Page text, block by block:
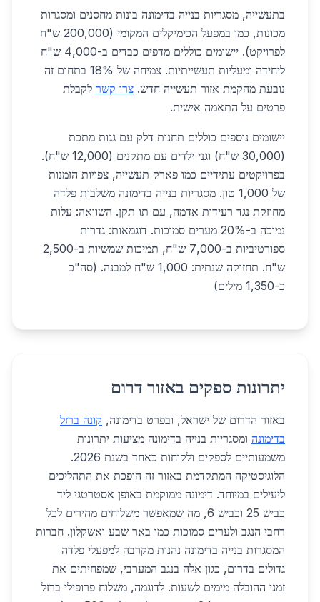
בתעשייה, מסגריות בנייה בדימונה בונות מחסנים ומסגרות
מכונות, כמו במפעל הכימיקלים המקומי (200,000 ש"ח
לפרויקט). יישומים כוללים מדפים כבדים ב-4,000 ש"ח
ליחידה ומעליות תעשייתיות. צמיחה של 18% בתחום זה
נובעת מהקמת אזור תעשייה חדש. צרו קשר לקבלת
פרטים על התאמה אישית.
יישומים נוספים כוללים תחנות דלק עם גגות מתכת
(30,000 ש"ח) וגני ילדים עם מתקנים (12,000 ש"ח).
בפרויקטים עתידיים כמו פארק תעשייה, צפויות הזמנות
של 1,000 טון. מסגריות בנייה בדימונה משלבות פלדה
מחוזקת נגד רעידות אדמה, עם תו תקן. השוואה: עלות
נמוכה ב-20% מערים סמוכות. דוגמאות: גדרות
ספורטיביות ב-7,000 ש"ח, תמיכות שמשיות ב-2,500
ש"ח. תחזוקה שנתית: 1,000 ש"ח למבנה. (סה"כ
כ-1,350 מילים)
יתרונות ספקים באזור דרום
באזור הדרום של ישראל, ובפרט בדימונה, קונה ברזל
בדימונה ומסגריות בנייה בדימונה מציעות יתרונות
משמעותיים לספקים ולקוחות כאחד בשנת 2026.
הלוגיסטיקה המתקדמת באזור זה הופכת את התהליכים
ליעילים במיוחד. דימונה ממוקמת באופן אסטרטגי ליד
כביש 25 וכביש 6, מה שמאפשר משלוחים מהירים לכל
רחבי הנגב ולערים סמוכות כמו באר שבע ואשקלון. חברות
המסגרות בנייה בדימונה נהנות מקרבה למפעלי פלדה
גדולים בדרום, כגון אלה בנגב המערבי, שמפחיתים את
זמני ההובלה מימים לשעות. לדוגמה, משלוח פרופילי ברזל